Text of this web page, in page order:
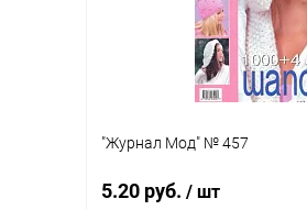
"Журнал Мод" № 457
5.20 руб. / шт